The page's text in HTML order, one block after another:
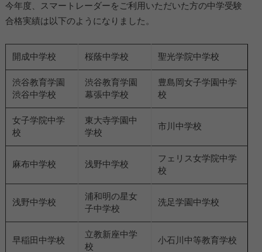
今年度、スマートレーダーをご利用いただいた方の中学受験
合格実績は以下のようになりました。
開成中学校 桜蔭中学校 聖光学院中学校
渋谷教育学園
渋谷中学校
渋谷教育学園
幕張中学校
豊島岡女子学園中学
校
女子学院中学
校
東大寺学園中
学校
市川中学校
麻布中学校 浅野中学校
フェリス女学院中学
校
浅野中学校
浦和明の星女
子中学校
洗足学園中学校
早稲田中学校
立教新座中学
校
小石川中等教育学校